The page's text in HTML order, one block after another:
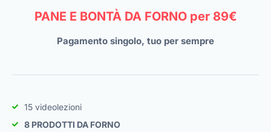
PANE E BONTÀ DA FORNO per 89€
Pagamento singolo, tuo per sempre
15 videolezioni
8 PRODOTTI DA FORNO